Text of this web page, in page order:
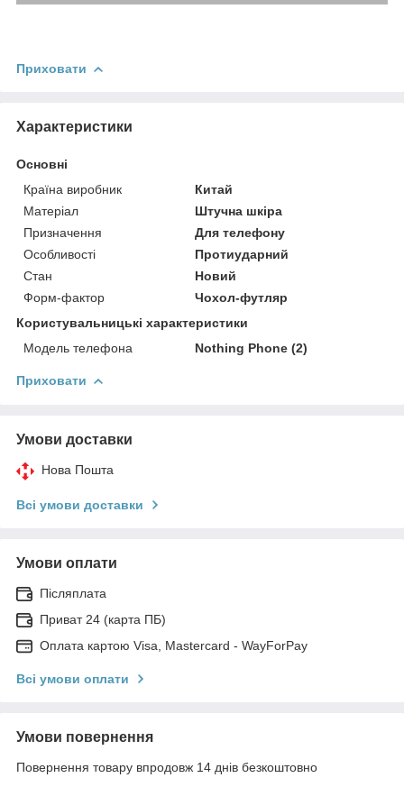
Приховати
Характеристики
Основні
Країна виробник
Китай
Матеріал
Штучна шкіра
Призначення
Для телефону
Особливості
Протиударний
Стан
Новий
Форм-фактор
Чохол-футляр
Користувальницькі характеристики
Модель телефона
Nothing Phone (2)
Приховати
Умови доставки
Нова Пошта
Всі умови доставки
Умови оплати
Післяплата
Приват 24 (карта ПБ)
Оплата картою Visa, Mastercard - WayForPay
Всі умови оплати
Умови повернення
Повернення товару впродовж 14 днів безкоштовно